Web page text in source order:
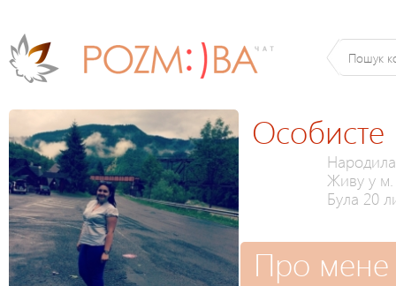
Особисте
Живу у м.
Була 20
Про мене